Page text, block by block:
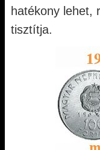
hatékony lehet,
tisztítja.